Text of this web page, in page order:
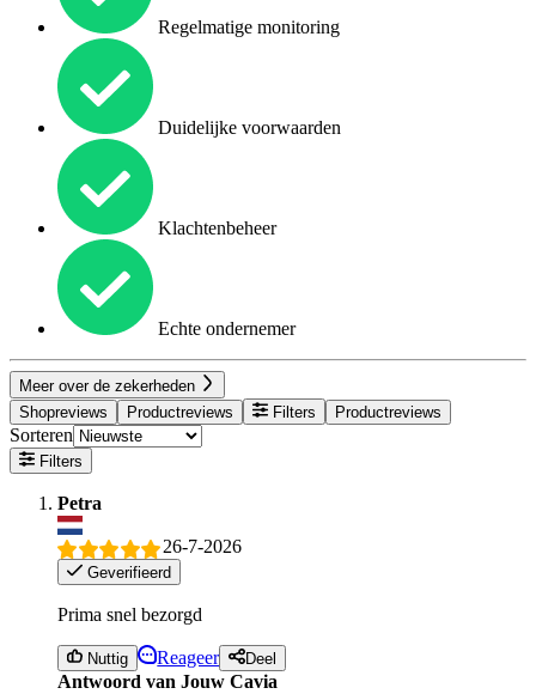
Regelmatige monitoring
Duidelijke voorwaarden
Klachtenbeheer
Echte ondernemer
Meer over de zekerheden
Shopreviews
Productreviews Filters Productreviews
Sorteren
Filters
Petra
26-7-2026
Geverifieerd
Prima snel bezorgd
Nuttig Reageer Deel
Antwoord van Jouw Cavia